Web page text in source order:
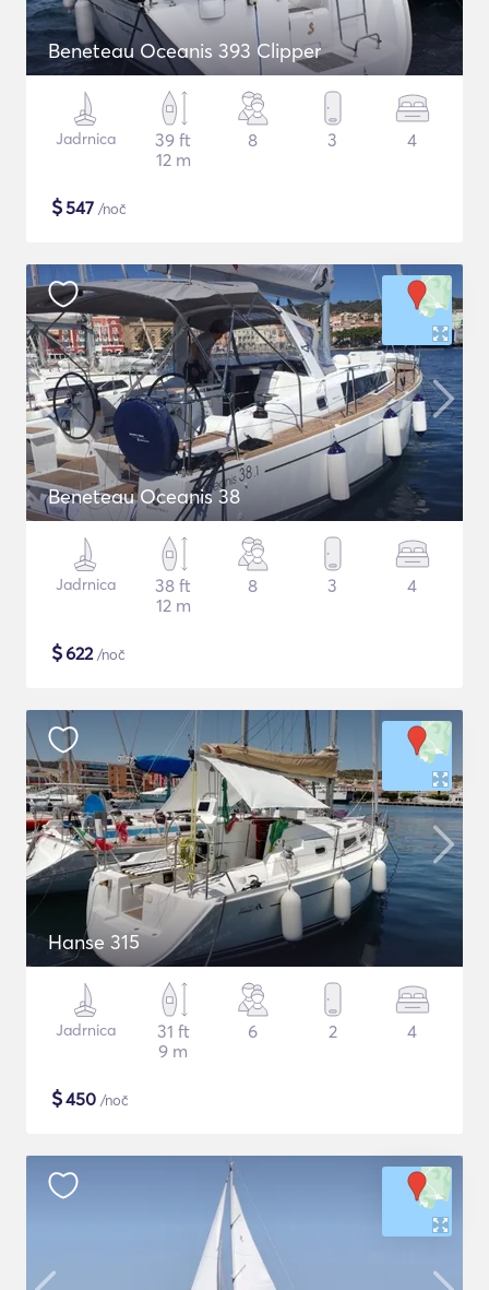
Beneteau Oceanis 393 Clipper
Jadrnica
39 ft
12 m
8 3 4
$547 /noč
Beneteau Oceanis 38
Jadrnica
38 ft
12 m
8 3 4
$622/noč
Hanse 315
Jadrnica
31 ft
9 m
6 2 4
$450 /noč